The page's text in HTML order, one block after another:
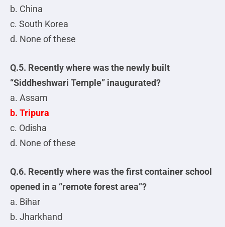
b. China
c. South Korea
d. None of these
Q.5. Recently where was the newly built
“Siddheshwari Temple” inaugurated?
a. Assam
b. Tripura
c. Odisha
d. None of these
Q.6. Recently where was the first container school
opened in a “remote forest area”?
a. Bihar
b. Jharkhand